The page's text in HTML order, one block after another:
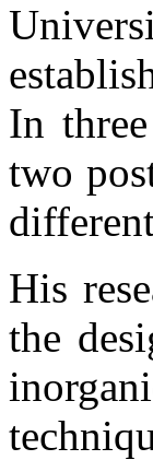
In
two
His
the